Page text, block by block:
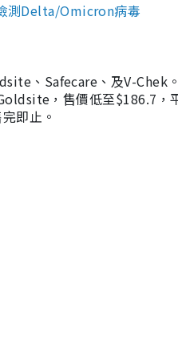
測Delta/Omicron病毒
、Safecare、及V-Chek
，售價低至$186.7，
即止。